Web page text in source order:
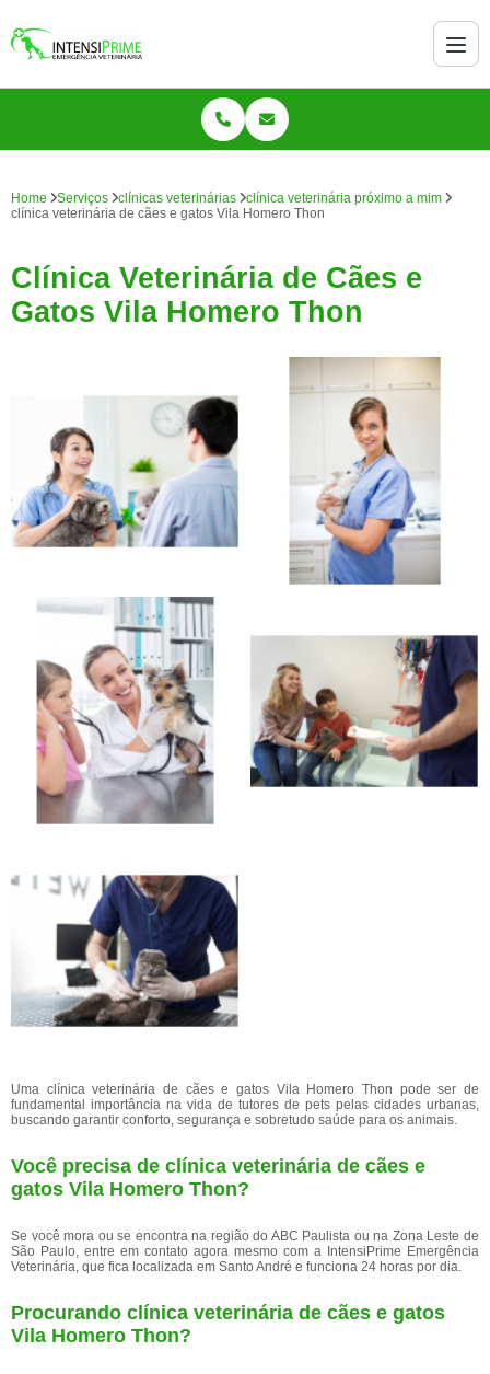
Home Serviços clínicas veterinárias
clínica veterinária próximo a mim
clínica veterinária de cães e gatos Vila Homero Thon
Clínica Veterinária de Cães e
Gatos Vila Homero Thon
Uma clínica veterinária de cães e gatos Vila Homero Thon pode ser de
fundamental importância na vida de tutores de pets pelas cidades urbanas,
buscando garantir conforto, segurança e sobretudo saúde para os animais.
Você precisa de clínica veterinária de cães e
gatos Vila Homero Thon?
Se você mora ou se encontra na região do ABC Paulista ou na Zona Leste de
São Paulo, entre em contato agora mesmo com a IntensiPrime Emergência
Veterinária, que fica localizada em Santo André e funciona 24 horas por dia.
Procurando clínica veterinária de cães e gatos
Vila Homero Thon?